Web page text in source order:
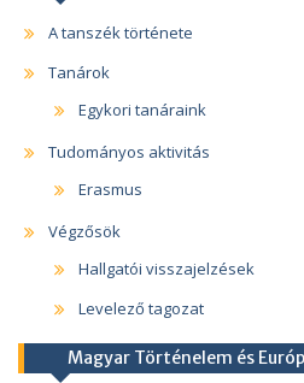
A tanszék története
Tanárok
Egykori tanáraink
Tudományos aktivitás
Erasmus
Végzősök
Hallgatói visszajelzések
Levelező tagozat
Magyar Történelem és